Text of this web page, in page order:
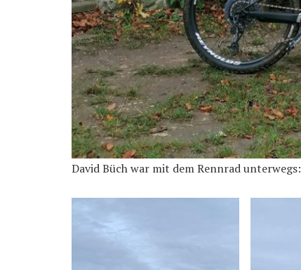
David Büch war mit dem Rennrad unterwegs: